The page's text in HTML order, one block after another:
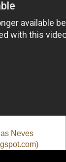
Neves
)